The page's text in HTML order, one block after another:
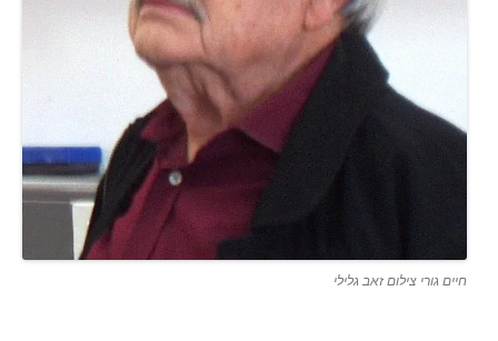
חיים גורי צילום זאב גלילי